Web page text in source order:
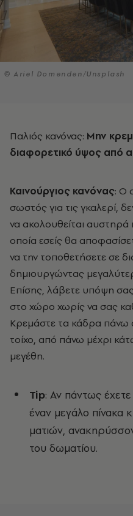
© Ariel Domenden/Unsplash
Παλιός κανόνας: Μην
διαφορετικό ύψος από
Καινούργιος κανόνας: Ο
σωστός για τις γκαλερί,
να ακολουθείται αυστηρά
οποία εσείς θα
να την τοποθετήσετε σε
δημιουργώντας
Επίσης, λάβετε υπόψη
στο χώρο χωρίς να σας
Κρεμάστε τα κάδρα πάνω
τοίχο, από πάνω μέχρι
μεγέθη.
Tip: Αν πάντως
έναν μεγάλο
ματιών,
του δωματίου.